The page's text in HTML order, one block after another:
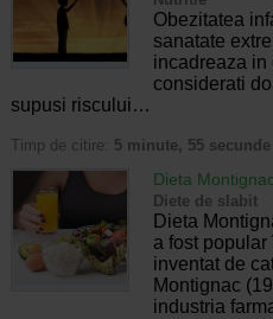
Obezitatea
sanatate
incadreaza in
considerati
supusi riscului…
Timp de citire: 5 minute, 55 secunde
Dieta
Diete de slabit
Dieta
a fost popular
inventat de
Montignac
industria